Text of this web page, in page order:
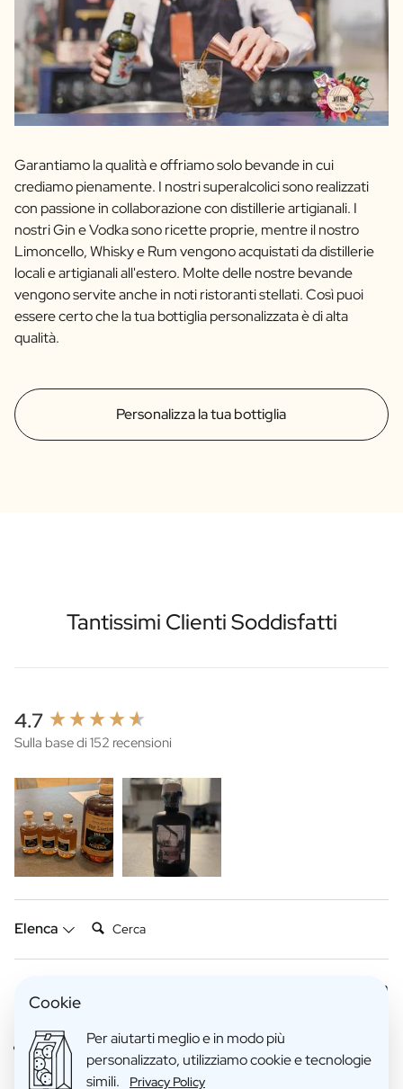
Personalizza la tua bottiglia
Garantiamo la qualità e offriamo solo bevande in cui
crediamo pienamente. I nostri superalcolici sono realizzati
con passione in collaborazione con distillerie artigianali. I
nostri Gin e Vodka sono ricette proprie, mentre il nostro
Limoncello, Whisky e Rum vengono acquistati da distillerie
locali e artigianali all'estero. Molte delle nostre bevande
vengono servite anche in noti ristoranti stellati. Così puoi
essere certo che la tua bottiglia personalizzata è di alta
qualità.
Tantissimi Clienti Soddisfatti
4.7
Sulla base di 152 recensioni
Elenca Cerca:
Azienda
Verified Customer
Ellen Vanhex
New content loaded
Cookie
Per aiutarti meglio e in modo più
personalizzato, utilizziamo cookie e tecnologie
simili.
Privacy Policy